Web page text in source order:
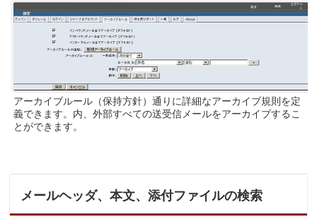
アーカイブルール（保持方針）通りに詳細なアーカイブ規則を定
義できます。内、外部すべての送受信メールをアーカイブするこ
とができます。
メールヘッダ、本文、添付ファイルの検索